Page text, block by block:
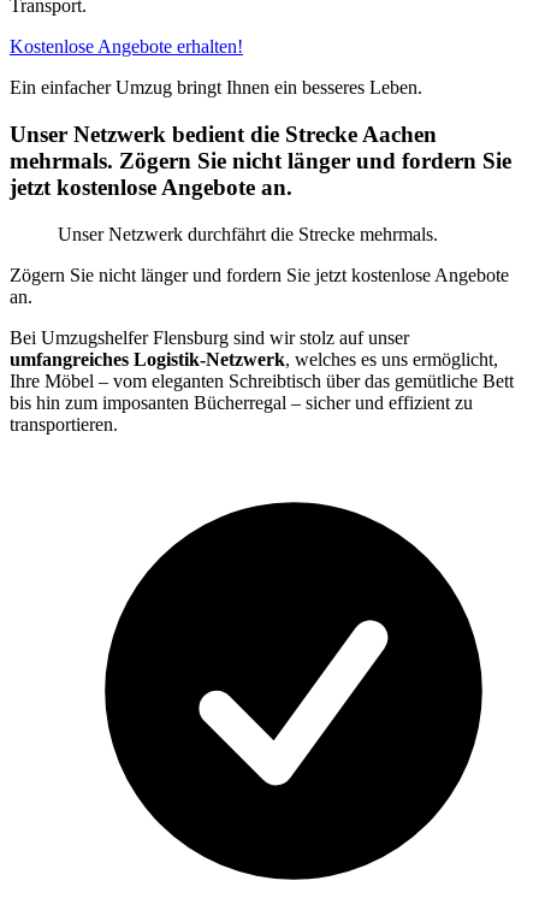
Transport.
Kostenlose Angebote erhalten!
Ein einfacher Umzug bringt Ihnen ein besseres Leben.
Unser Netzwerk bedient die Strecke Aachen
mehrmals. Zögern Sie nicht länger und fordern Sie
jetzt kostenlose Angebote an.
Unser Netzwerk durchfährt die Strecke mehrmals.
Zögern Sie nicht länger und fordern Sie jetzt kostenlose Angebote
an.
Bei Umzugshelfer Flensburg sind wir stolz auf unser
umfangreiches Logistik-Netzwerk, welches es uns ermöglicht,
Ihre Möbel – vom eleganten Schreibtisch über das gemütliche Bett
bis hin zum imposanten Bücherregal – sicher und effizient zu
transportieren.